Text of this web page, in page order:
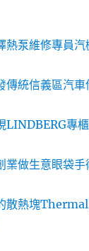
熱泵維修專員
傳統信義區汽
LINDBERG專
業做生意眼袋
散熱塊